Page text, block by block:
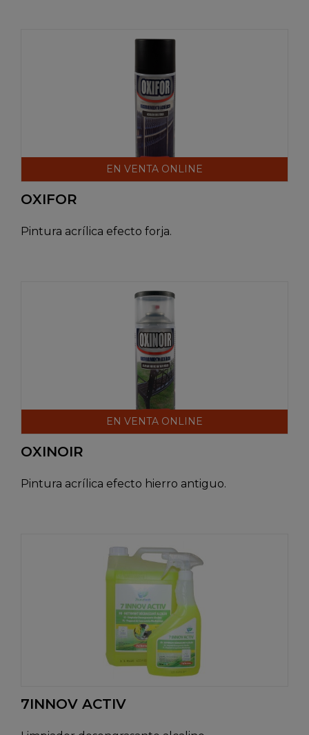
EN VENTA ONLINE
OXIFOR
Pintura acrílica efecto forja.
EN VENTA ONLINE
OXINOIR
Pintura acrílica efecto hierro antiguo.
7INNOV ACTIV